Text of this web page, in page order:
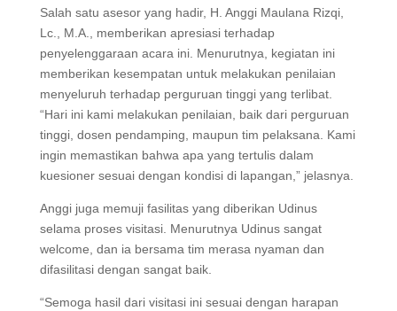
Salah satu asesor yang hadir, H. Anggi Maulana Rizqi,
Lc., M.A., memberikan apresiasi terhadap
penyelenggaraan acara ini. Menurutnya, kegiatan ini
memberikan kesempatan untuk melakukan penilaian
menyeluruh terhadap perguruan tinggi yang terlibat.
“Hari ini kami melakukan penilaian, baik dari perguruan
tinggi, dosen pendamping, maupun tim pelaksana. Kami
ingin memastikan bahwa apa yang tertulis dalam
kuesioner sesuai dengan kondisi di lapangan,” jelasnya.
Anggi juga memuji fasilitas yang diberikan Udinus
selama proses visitasi. Menurutnya Udinus sangat
welcome, dan ia bersama tim merasa nyaman dan
difasilitasi dengan sangat baik.
“Semoga hasil dari visitasi ini sesuai dengan harapan